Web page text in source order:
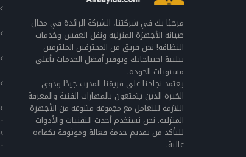
مرحبًا بك في شركتنا، الشركة الرائدة في مجال
صيانة الأجهزة المنزلية ونقل العفش وخدمات
النظافة! نحن فريق من المحترفين الملتزمين
بتلبية احتياجاتك وتوفير أفضل الخدمات بأعلى
مستويات الجودة.
يعتمد نجاحنا على فريقنا المدرب جيدًا وذوي
الخبرة الذين يتمتعون بالمهارات الفنية والمعرفة
اللازمة للتعامل مع مجموعة متنوعة من الأجهزة
المنزلية. نحن نستخدم أحدث التقنيات والأدوات
للتأكد من تقديم خدمة فعالة وموثوقة بكفاءة
عالية.